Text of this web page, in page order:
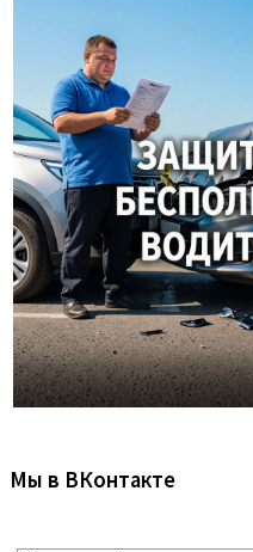
Мы в ВКонтакте